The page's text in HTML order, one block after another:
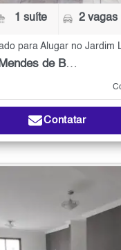
1 suíte 2 vagas
Jardim Leonor Mendes de Barros
Contatar